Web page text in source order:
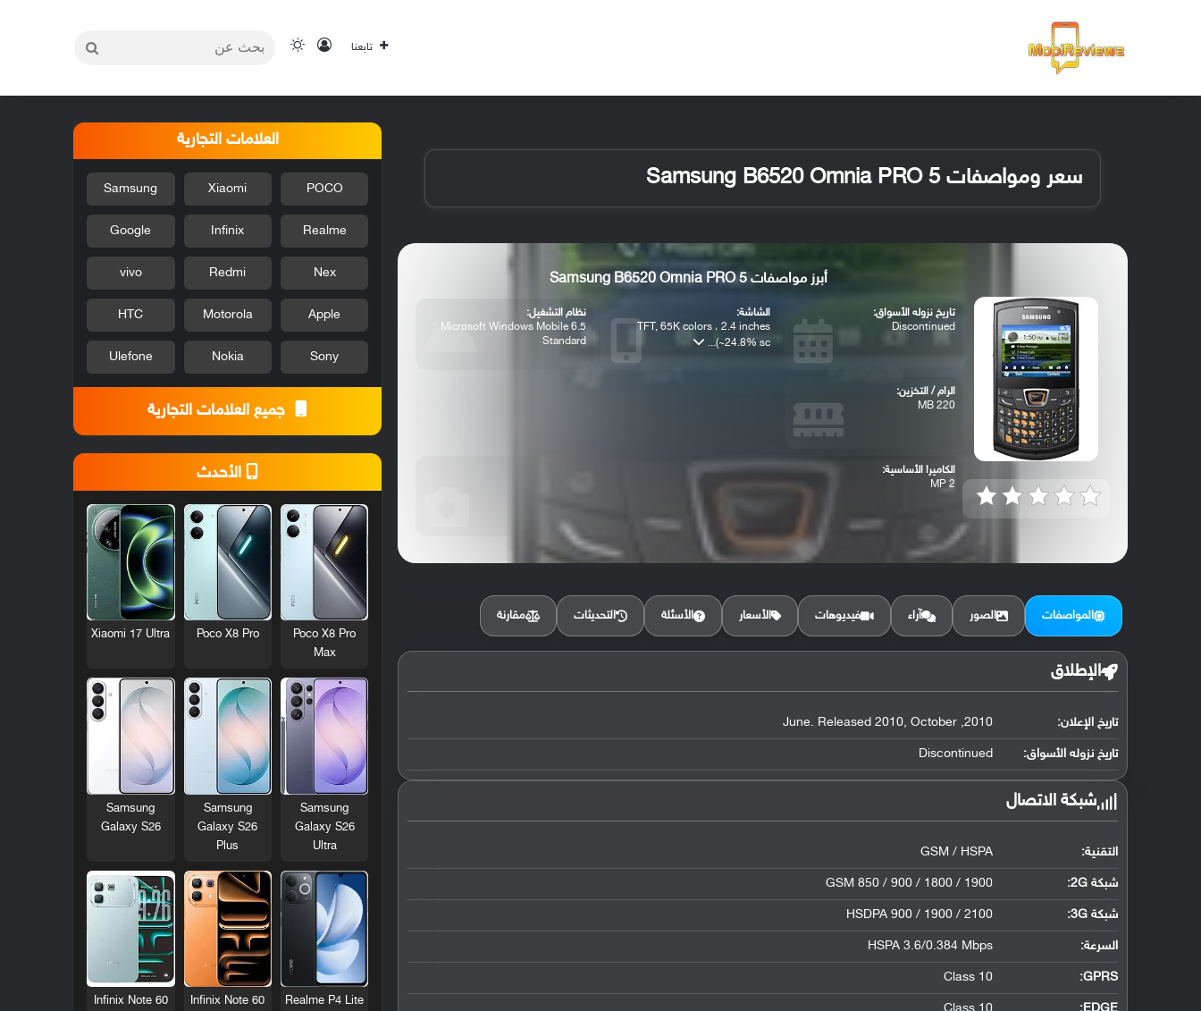
تابعنا تسجيل الدخول
الوضع المظلم
سعر ومواصفات Samsung B6520 Omnia PRO 5
أبرز مواصفات Samsung B6520 Omnia PRO 5
تاريخ نزوله الأسواق:
Discontinued
الشاشة:
TFT, 65K colors ، 2.4 inches
(~24.8% sc...
نظام التشغيل:
Microsoft Windows Mobile 6.5
Standard
الرام / التخزين:
220 MB
الكاميرا الأساسية:
2 MP
المواصفات الصور آراء فيديوهات الأسعار الأسئلة التحديثات مقارنة
الإطلاق
تاريخ الإعلان: 2010, June. Released 2010, October
تاريخ نزوله الأسواق: Discontinued
شبكة الاتصال
التقنية: GSM / HSPA
شبكة 2G: GSM 850 / 900 / 1800 / 1900
شبكة 3G :
HSDPA 900 / 1900 / 2100
السرعة: HSPA 3.6/0.384 Mbps
GPRS:
Class 10
العلامات التجارية
POCO
Xiaomi
Samsung
Realme
Infinix
Google
Nex
Redmi
vivo
Apple
Motorola
HTC
Sony
Nokia
Ulefone
جميع العلامات التجارية
الأحدث
Poco X8 Pro
Max
Poco X8 Pro
Xiaomi 17 Ultra
Samsung
Galaxy S26
Ultra
Samsung
Galaxy S26
Plus
Samsung
Galaxy S26
Realme P4 Lite
Infinix Note 60
Infinix Note 60